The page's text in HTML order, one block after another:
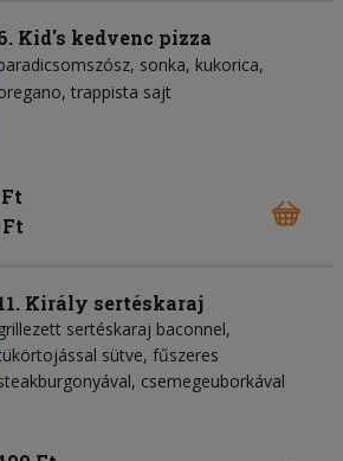
Kid's kedvenc pizza
sonka kukorica
trappista sajt
Ft
Király sertéskaraj
grillezett sertéskaraj baconnel,
sütve, fűszeres
csemegeuborkával